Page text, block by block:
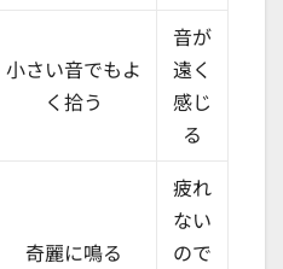
小さい音でもよ
く拾う
音が
遠く
感じ
る
奇麗に鳴る
疲れ
ない
ので